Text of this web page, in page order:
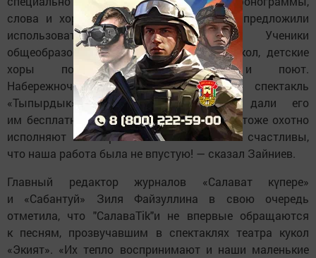
слова и хореографию Нурбека Батуллы предложили
использовать бесплатно. Ученики
общеобразовательных и музыкальных школ, детские
хоры полюбили эти песни и поют.
Набережночелнинский театр поставил спектакль
«Тыпырдык» на своей сцене, мы дали его
им бесплатно, по франшизе. "СалаваTik«и тоже охотно
исполняют некоторые из этих песен. Мы счастливы,
что наша работа была не впустую! — сказал Зайниев.
Главный редактор журналов «Салават күпере»
и «Сабантуй» Зиля Файзуллина в свою очередь
отметила, что "СалаваTik"и не впервые обращаются
к песням, прозвучавшим в спектаклях театра кукол
«Экият». «Их тепло воспринимают и наши маленькие